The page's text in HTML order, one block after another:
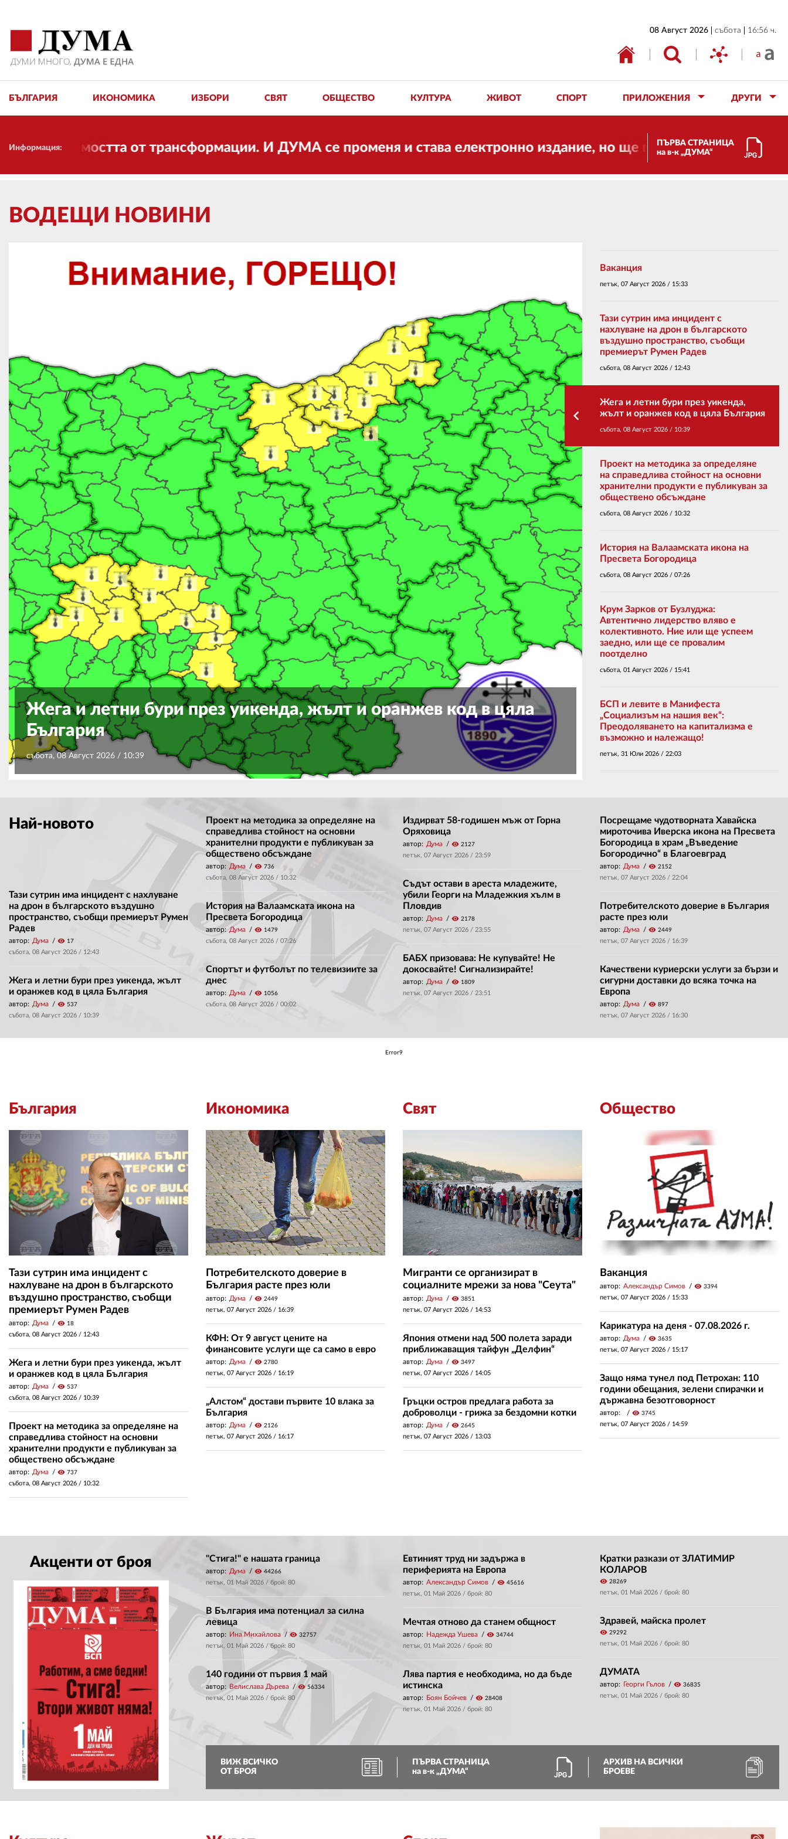
08 Август 2026 събота 16:56 ч.
БЪЛГАРИЯ ИКОНОМИКА ИЗБОРИ СВЯТ ОБЩЕСТВО КУЛТУРА ЖИВОТ СПОРТ ПРИЛОЖЕНИЯ ДРУГИ
Информация:от трансформации. И ДУМА се променя и става електронно издание, но ще продължи да работи за вас и за
ПЪРВА СТРАНИЦА
на в-к „ДУМА“
ВОДЕЩИ НОВИНИ
Жега и летни бури през уикенда, жълт и оранжев код в цяла
България
събота, 08 Август 2026 / 10:39
Ваканция
петък, 07 Август 2026 / 15:33
Тази сутрин има инцидент с
нахлуване на дрон в българското
въздушно пространство, съобщи
премиерът Румен Радев
събота, 08 Август 2026 / 12:43
keyboard_arrow_left
Жега и летни бури през уикенда,
жълт и оранжев код в цяла България
събота, 08 Август 2026 / 10:39
Проект на методика за определяне
на справедлива стойност на основни
хранителни продукти е публикуван за
обществено обсъждане
събота, 08 Август 2026 / 10:32
История на Валаамската икона на
Пресвета Богородица
събота, 08 Август 2026 / 07:26
Крум Зарков от Бузлуджа:
Автентично лидерство вляво е
колективното. Ние или ще успеем
заедно, или ще се провалим
поотделно
събота, 01 Август 2026 / 15:41
БСП и левите в Манифеста
„Социализъм на нашия век“:
Преодоляването на капитализма е
възможно и належащо!
петък, 31 Юли 2026 / 22:03
Най-новото
Тази сутрин има инцидент с нахлуване
на дрон в българското въздушно
пространство, съобщи премиерът Румен
Радев
автор: Дума visibility 17
събота, 08 Август 2026 / 12:43
Жега и летни бури през уикенда, жълт
и оранжев код в цяла България
автор: Дума visibility 537
събота, 08 Август 2026 / 10:39
Проект на методика за определяне на
справедлива стойност на основни
хранителни продукти е публикуван за
обществено обсъждане
автор: Дума visibility 736
събота, 08 Август 2026 / 10:32
История на Валаамската икона на
Пресвета Богородица
автор: Дума visibility 1479
събота, 08 Август 2026 / 07:26
Спортът и футболът по телевизиите за
днес
автор: Дума visibility 1056
събота, 08 Август 2026 / 00:02
Издирват 58-годишен мъж от Горна
Оряховица
автор: Дума visibility 2127
петък, 07 Август 2026 / 23:59
Съдът остави в ареста младежите,
убили Георги на Младежкия хълм в
Пловдив
автор: Дума visibility 2178
петък, 07 Август 2026 / 23:55
БАБХ призовава: Не купувайте! Не
докосвайте! Сигнализирайте!
автор: Дума visibility 1809
петък, 07 Август 2026 / 23:51
Посрещаме чудотворната Хавайска
мироточива Иверска икона на Пресвета
Богородица в храм „Въведение
Богородично“ в Благоевград
автор: Дума visibility 2152
петък, 07 Август 2026 / 22:04
Потребителското доверие в България
расте през юли
автор: Дума visibility 2449
петък, 07 Август 2026 / 16:39
Качествени куриерски услуги за бързи и
сигурни доставки до всяка точка на
Европа
автор: Дума visibility 897
петък, 07 Август 2026 / 16:30
Error9
България
Тази сутрин има инцидент с
нахлуване на дрон в българското
въздушно пространство, съобщи
премиерът Румен Радев
автор: Дума visibility 18
събота, 08 Август 2026 / 12:43
Жега и летни бури през уикенда, жълт
и оранжев код в цяла България
автор: Дума visibility 537
събота, 08 Август 2026 / 10:39
Проект на методика за определяне на
справедлива стойност на основни
хранителни продукти е публикуван за
обществено обсъждане
автор: Дума visibility 737
събота, 08 Август 2026 / 10:32
Икономика
Потребителското доверие в
България расте през юли
автор: Дума visibility 2449
петък, 07 Август 2026 / 16:39
КФН: От 9 август цените на
финансовите услуги ще са само в евро
автор: Дума visibility 2780
петък, 07 Август 2026 / 16:19
„Алстом“ достави първите 10 влака за
България
автор: Дума visibility 2126
петък, 07 Август 2026 / 16:17
Свят
Мигранти се организират в
социалните мрежи за нова "Сеута"
автор: Дума visibility 3851
петък, 07 Август 2026 / 14:53
Япония отмени над 500 полета заради
приближаващия тайфун „Делфин“
автор: Дума visibility 3497
петък, 07 Август 2026 / 14:05
Гръцки остров предлага работа за
доброволци - грижа за бездомни котки
автор: Дума visibility 2645
петък, 07 Август 2026 / 13:03
Общество
Ваканция
автор: Александър Симов visibility 3394
петък, 07 Август 2026 / 15:33
Карикатура на деня - 07.08.2026 г.
автор: Дума visibility 3635
петък, 07 Август 2026 / 15:17
Защо няма тунел под Петрохан: 110
години обещания, зелени спирачки и
държавна безотговорност
автор: visibility 3745
петък, 07 Август 2026 / 14:59
Акценти от броя "Стига!" е нашата граница
автор: Дума visibility 44266
петък, 01 Май 2026 / брой: 80
В България има потенциал за силна
левица
автор: Ина Михайлова visibility 32757
петък, 01 Май 2026 / брой: 80
140 години от първия 1 май
автор: Велислава Дърева visibility56334
петък, 01 Май 2026 / брой: 80
Евтиният труд ни задържа в
периферията на Европа
автор: Александър Симов visibility 45616
петък, 01 Май 2026 / брой: 80
Мечтая отново да станем общност
автор: Надежда Ушева visibility 34744
петък, 01 Май 2026 / брой: 80
Лява партия е необходима, но да бъде
истинска
автор: Боян Бойчев visibility 28408
петък, 01 Май 2026 / брой: 80
Кратки разкази от ЗЛАТИМИР
КОЛАРОВ
visibility 28269
петък, 01 Май 2026 / брой: 80
Здравей, майска пролет
visibility 29292
петък, 01 Май 2026 / брой: 80
ДУМАТА
автор: Георги Гълов visibility 36835
петък, 01 Май 2026 / брой: 80
ВИЖ ВСИЧКО
ОТ БРОЯ
ПЪРВА СТРАНИЦА
на в-к „ДУМА“
АРХИВ НА ВСИЧКИ
БРОЕВЕ
ИКОНОМИКА
ОБЩЕСТВО
АВТОРИ
РЕДАКЦИЯ
КОНТАКТИ
РЕКЛАМА
АБОНАМЕНТ
УСЛОВИЯ ЗА ПОЛЗВАНЕ
ПОЛИТИКАТА ЗА
ПОВЕРИТЕЛНОСТ